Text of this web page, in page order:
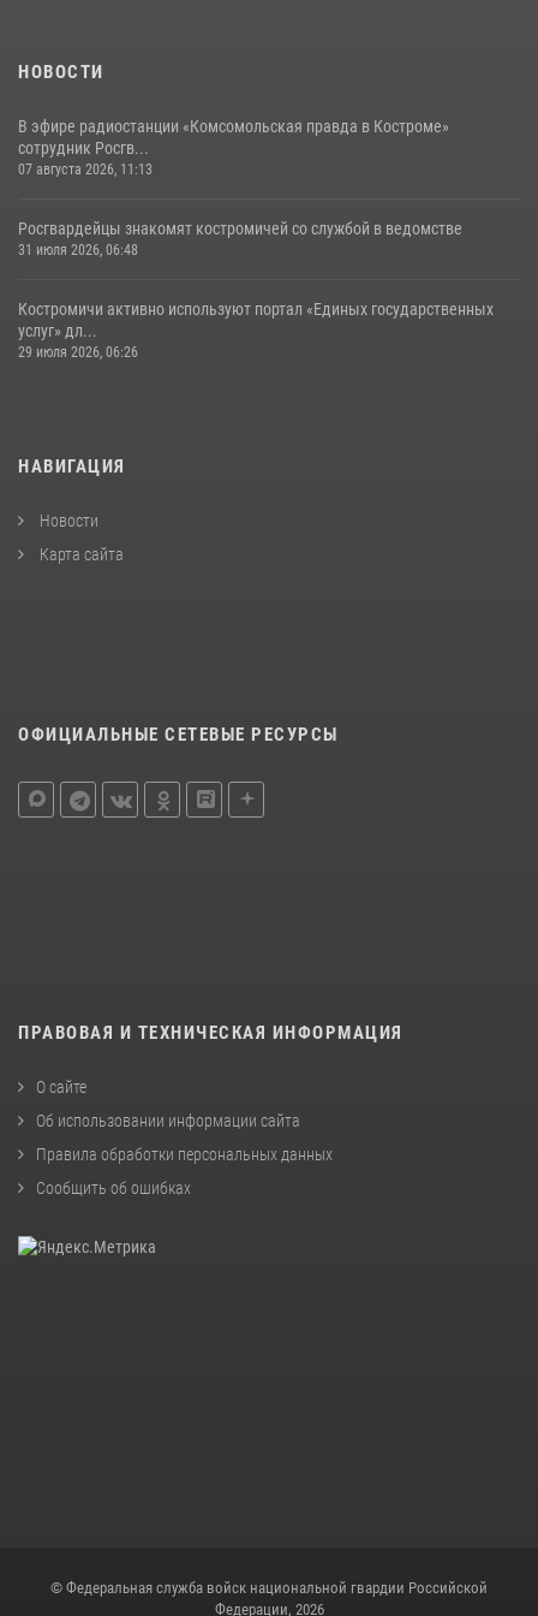
НОВОСТИ
В эфире радиостанции «Комсомольская правда в Костроме»
сотрудник Росгв...
07 августа 2026, 11:13
Росгвардейцы знакомят костромичей со службой в ведомстве
31 июля 2026, 06:48
Костромичи активно используют портал «Единых государственных
услуг» дл...
29 июля 2026, 06:26
НАВИГАЦИЯ
Новости
Карта сайта
ОФИЦИАЛЬНЫЕ СЕТЕВЫЕ РЕСУРСЫ
ПРАВОВАЯ И ТЕХНИЧЕСКАЯ ИНФОРМАЦИЯ
О сайте
Об использовании информации сайта
Правила обработки персональных данных
Сообщить об ошибках
© Федеральная служба войск национальной гвардии Российской
Федерации, 2026